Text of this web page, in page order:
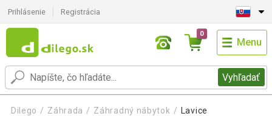
Prihlásenie Registrácia
Vyhľadať
0
Menu
Dilego Záhrada Záhradný nábytok Lavice